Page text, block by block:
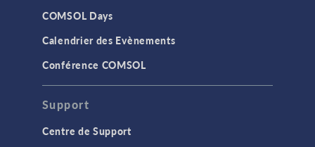
COMSOL Days
Calendrier des Evènements
Conférence COMSOL
Support
Centre de Support